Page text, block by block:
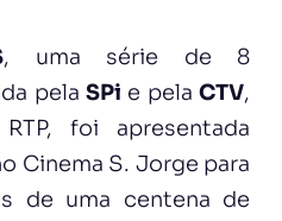
, uma série de 8
pela SPi e pelaCTV,
foi apresentada
Cinema S. Jorge para
de uma centena de